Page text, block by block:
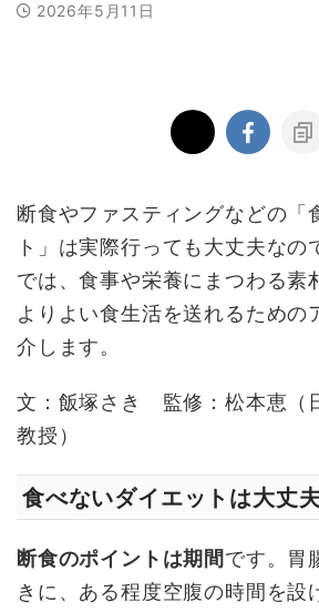
2026年5月11日
断食やファスティングなどの「
ト」は実際行っても大丈夫なの
では、食事や栄養にまつわる素
よりよい食生活を送れるための
介します。
文：飯塚さき 監修：松本恵（
教授）
食べないダイエットは大丈
断食のポイントは期間です。胃
きに、ある程度空腹の時間を設